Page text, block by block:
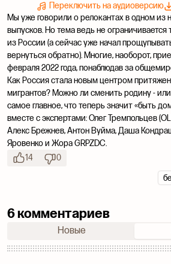
Переключить на аудиоверсию
Мы уже говорили о релокантах в одном
выпусков. Но тема ведь не ограничивается
из России (а сейчас уже начал
вернуться обратно). Многие, наоборот,
февраля 2022 года, понаблюдав за
Как Россия стала новым центром
мигрантов? Можно ли сменить родину -
самое главное, что теперь значит «быть
вместе с экспертами: Олег Тремпольцев
Алекс Брежнев, Антон Вуйма, Даша
Яровенко и Жора GRPZDC.
14
0
6 комментариев
Новые